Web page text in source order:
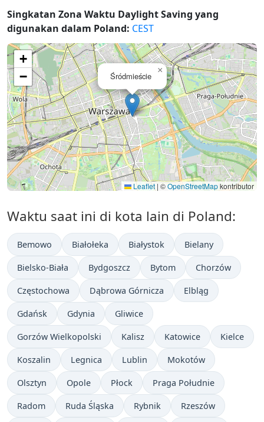
Singkatan Zona Waktu Daylight Saving yang
digunakan dalam Poland: CEST
Śródmieście
×
+
−
Leaflet | ©OpenStreetMapkontributor
Waktu saat ini di kota lain di Poland:
Bemowo Białołeka Białystok Bielany
Bielsko-Biała Bydgoszcz Bytom Chorzów
Częstochowa Dąbrowa Górnicza Elbląg
Gdańsk Gdynia Gliwice
Gorzów Wielkopolski Kalisz Katowice Kielce
Koszalin Legnica Lublin Mokotów
Olsztyn Opole Płock Praga Południe
Radom Ruda Śląska Rybnik Rzeszów